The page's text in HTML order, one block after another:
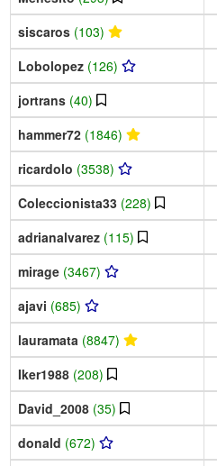
siscaros (103)
Lobolopez (126)
jortrans (40)
hammer72 (1846)
ricardolo (3538)
Coleccionista33 (228)
adrianalvarez (115)
mirage (3467)
ajavi (685)
lauramata (8847)
Iker1988 (208)
David_2008 (35)
donald (672)